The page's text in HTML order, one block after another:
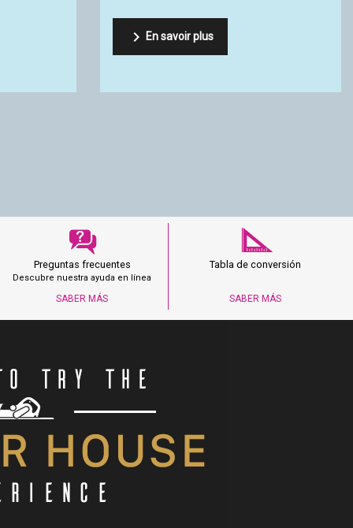

Preguntas frecuentes
Descubre nuestra ayuda en línea
SABER MÁS
Tabla de conversión
SABER MÁS